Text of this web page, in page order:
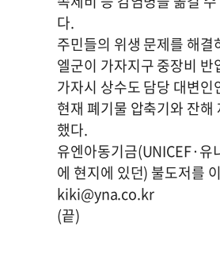
다.
주민들의 위생 문제를 해
엘군이 가자지구 중장비
가자시 상수도 담당 대변
현재 폐기물 압축기와 잔
했다.
유엔아동기금(UNICEF·
에 현지에 있던) 불도저를
kiki@yna.co.kr
(끝)